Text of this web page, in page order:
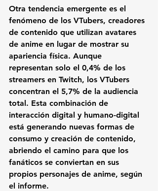
Otra tendencia emergente es el
fenómeno de los VTubers, creadores
de contenido que utilizan avatares
de anime en lugar de mostrar su
apariencia física. Aunque
representan solo el 0,4% de los
streamers en Twitch, los VTubers
concentran el 5,7% de la audiencia
total. Esta combinación de
interacción digital y humano-digital
está generando nuevas formas de
consumo y creación de contenido,
abriendo el camino para que los
fanáticos se conviertan en sus
propios personajes de anime, según
el informe.